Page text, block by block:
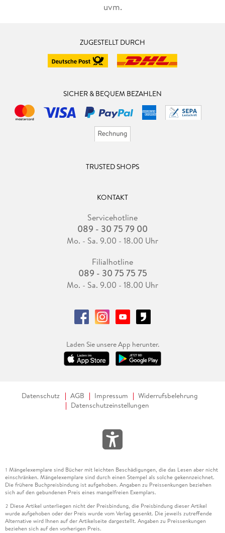
uvm.
ZUGESTELLT DURCH
SICHER & BEQUEM BEZAHLEN
TRUSTED SHOPS
KONTAKT
Servicehotline
089 - 30 75 79 00
Mo. - Sa. 9.00 - 18.00 Uhr
Filialhotline
089 - 30 75 75 75
Mo. - Sa. 9.00 - 18.00 Uhr
Laden Sie unsere App herunter.
Datenschutz AGB Impressum
Widerrufsbelehrung
Datenschutzeinstellungen
1 Mängelexemplare sind Bücher mit leichten Beschädigungen, die das Lesen aber nicht
einschränken. Mängelexemplare sind durch einen Stempel als solche gekennzeichnet.
Die frühere Buchpreisbindung ist aufgehoben. Angaben zu Preissenkungen beziehen
sich auf den gebundenen Preis eines mangelfreien Exemplars.
2 Diese Artikel unterliegen nicht der Preisbindung, die Preisbindung dieser Artikel
wurde aufgehoben oder der Preis wurde vom Verlag gesenkt. Die jeweils zutreffende
Alternative wird Ihnen auf der Artikelseite dargestellt. Angaben zu Preissenkungen
beziehen sich auf den vorherigen Preis.